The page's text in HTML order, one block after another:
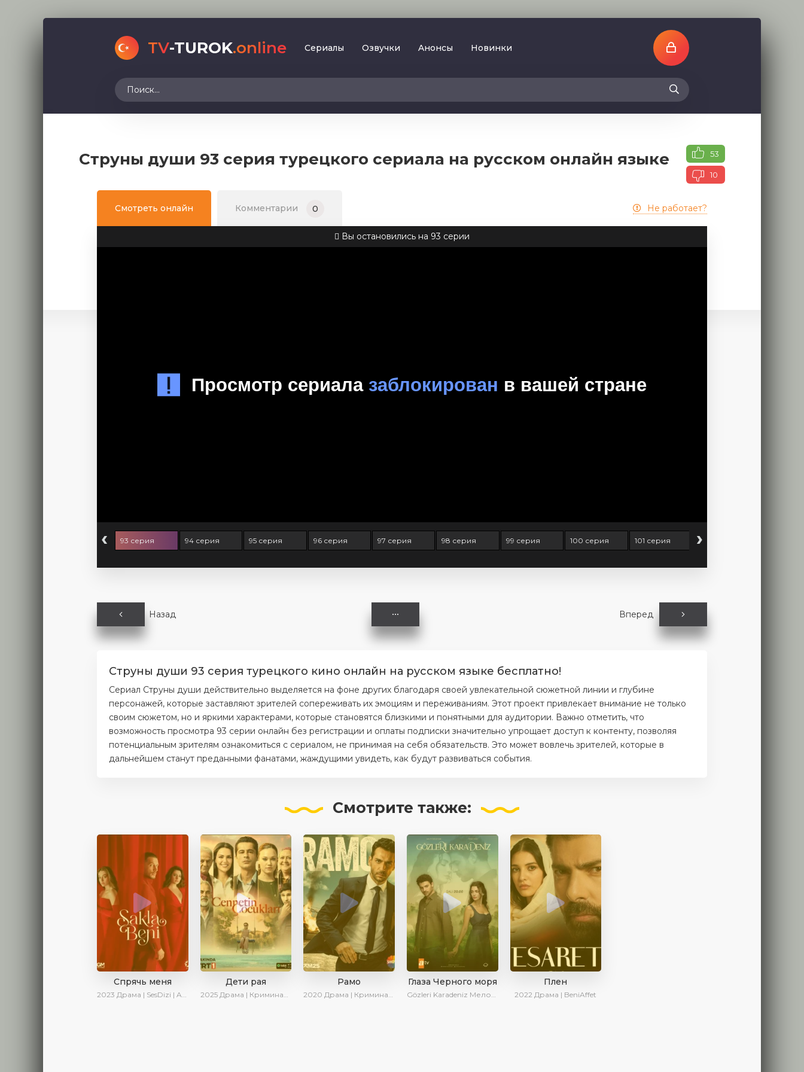
TV-TUROK.online Сериалы
Детектив
Боевик
Oзвучки
AveTurk
Aнoнcы Новинки
Струны души 93 серия турецкого сериала на русском онлайн языке 53
10
Смотреть онлайн Комментарии 0 Не работает?
Вы остановились на 93 серии
‹ 93 серия 94 серия 95 серия 96 серия 97 серия 98 серия 99 серия 100 серия 101 серия 102 серия
›
Назад Вперед
Струны души 93 серия турецкого кино онлайн на русском языке бесплатно!
Сериал Струны души действительно выделяется на фоне других благодаря своей увлекательной сюжетной линии и глубине
персонажей, которые заставляют зрителей сопереживать их эмоциям и переживаниям. Этот проект привлекает внимание не только
своим сюжетом, но и яркими характерами, которые становятся близкими и понятными для аудитории. Важно отметить, что
возможность просмотра 93 серии онлайн без регистрации и оплаты подписки значительно упрощает доступ к контенту, позволяя
потенциальным зрителям ознакомиться с сериалом, не принимая на себя обязательств. Это может вовлечь зрителей, которые в
дальнейшем станут преданными фанатами, жаждущими увидеть, как будут развиваться события.
Смотрите также:
Спрячь меня
2023 Драма | SesDizi | AveTurk | AlisaDirilis | Сериалы 2023
Дети рая
2025 Драма | Криминал | AlisaDirilis | Новинки | Сериалы 2025
Рамо
2020 Драма | Криминал | SesDizi | Ирина Котова
Глаза Черного моря
Gözleri Karadeniz Мелодрама | Драма | Новинки | Сериалы 2025
Плен
2022 Драма | BeniAffet